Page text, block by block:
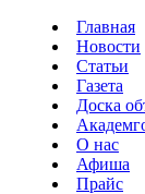
Главная
Новости
Статьи
Газета
Доска
О нас
Афиша
Прайс